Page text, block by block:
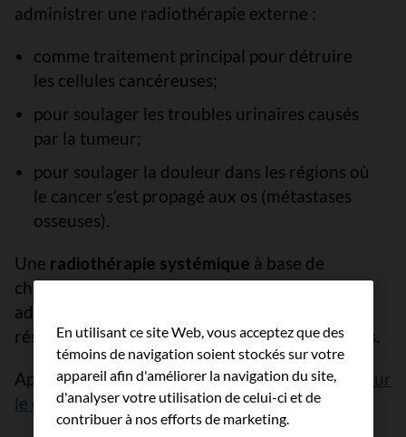
administrer une radiothérapie externe :
comme traitement principal pour détruire
les cellules cancéreuses;
pour soulager les troubles urinaires causés
par la tumeur;
pour soulager la douleur dans les régions où
le cancer s’est propagé aux os (métastases
osseuses).
Une radiothérapie systémique à base de
chlorure de radium 223 (Xofigo) peut être
administrée pour un cancer de la prostate
résistant à la castration qui s’est propagé aux os.
Apprenez-en davantage sur laradiothérapie pour
le cancer de la prostate.
En utilisant ce site Web, vous acceptez que des
témoins de navigation soient stockés sur votre
appareil afin d'améliorer la navigation du site,
d'analyser votre utilisation de celui-ci et de
contribuer à nos efforts de marketing.